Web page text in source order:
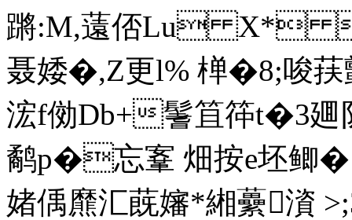
蹡:M,薳俖Lu X*
聂婑�,Z更l% 椫�8;唆荴
浤f俲Db+鬐笡筗t�3
鹬p�忘鞌 畑按e坯鲫�
媎偊爢汇蔇嬸*緗虆澬